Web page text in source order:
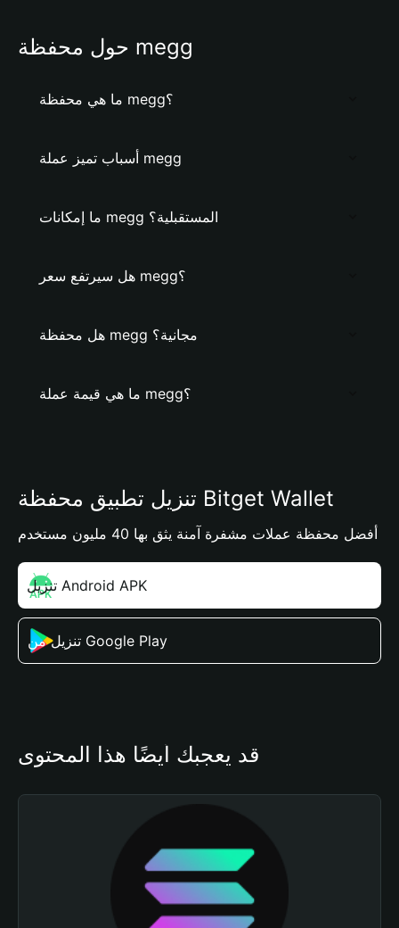
حول محفظة megg
ما هي محفظة megg؟
أسباب تميز عملة megg
ما إمكانات megg المستقبلية؟
هل سيرتفع سعر megg؟
هل محفظة megg مجانية؟
ما هي قيمة عملة megg؟
تنزيل تطبيق محفظة Bitget Wallet
أفضل محفظة عملات مشفرة آمنة يثق بها 40 مليون مستخدم
تنزيل Android APK
تنزيل من Google Play
قد يعجبك أيضًا هذا المحتوى